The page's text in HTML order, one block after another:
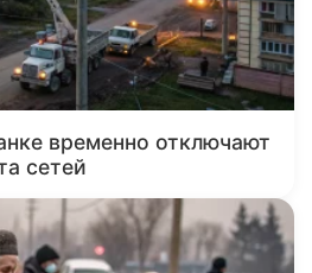
временно отключают
сетей